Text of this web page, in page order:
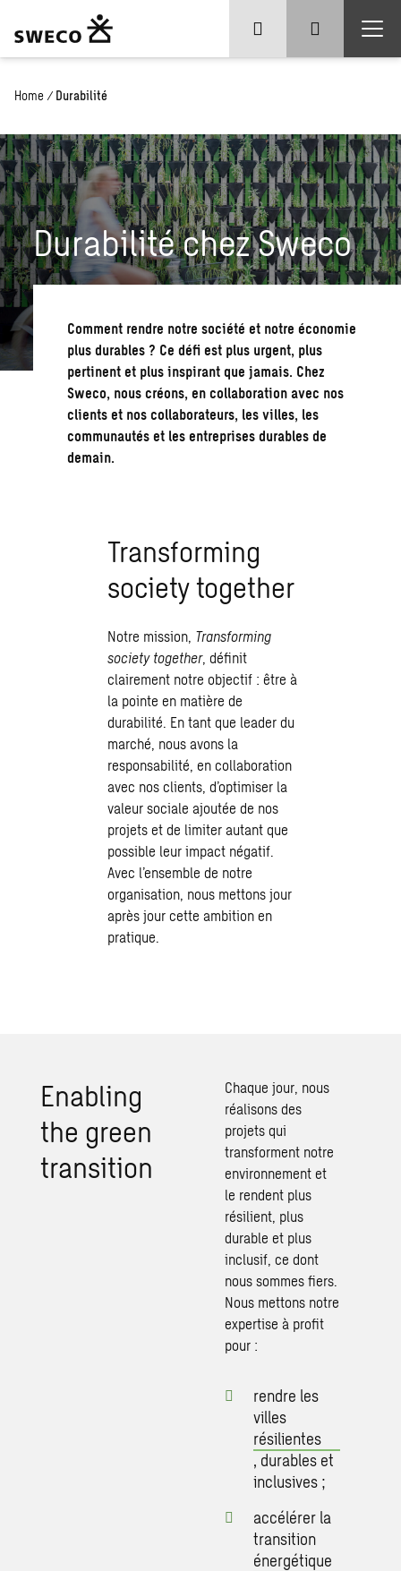
Home / Durabilité
Durabilité chez Sweco
Comment rendre notre société et notre économie
plus durables ? Ce défi est plus urgent, plus
pertinent et plus inspirant que jamais. Chez
Sweco, nous créons, en collaboration avec nos
clients et nos collaborateurs, les villes, les
communautés et les entreprises durables de
demain.
Transforming
society together
Notre mission, Transforming
society together, définit
clairement notre objectif : être à
la pointe en matière de
durabilité. En tant que leader du
marché, nous avons la
responsabilité, en collaboration
avec nos clients, d’optimiser la
valeur sociale ajoutée de nos
projets et de limiter autant que
possible leur impact négatif.
Avec l’ensemble de notre
organisation, nous mettons jour
après jour cette ambition en
pratique.
Enabling
the green
transition
Chaque jour, nous
réalisons des
projets qui
transforment notre
environnement et
le rendent plus
résilient, plus
durable et plus
inclusif, ce dont
nous sommes fiers.
Nous mettons notre
expertise à profit
pour :
rendre les
villes
résilientes
, durables et
inclusives ;
accélérer la
transition
énergétique